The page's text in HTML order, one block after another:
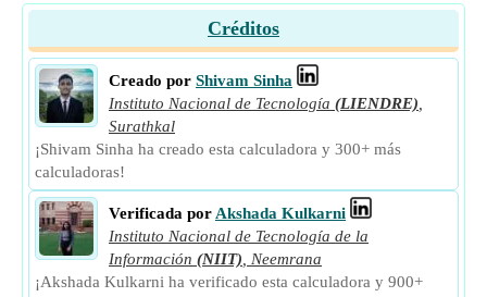
Créditos
Creado por Shivam Sinha
Instituto Nacional de Tecnología (LIENDRE)
Surathkal
¡Shivam Sinha ha creado esta calculadora y 300+ más
calculadoras!
Verificada por Akshada Kulkarni
Instituto Nacional de Tecnología de la
Información (NIIT)
Neemrana
¡Akshada Kulkarni ha verificado esta calculadora y 900+